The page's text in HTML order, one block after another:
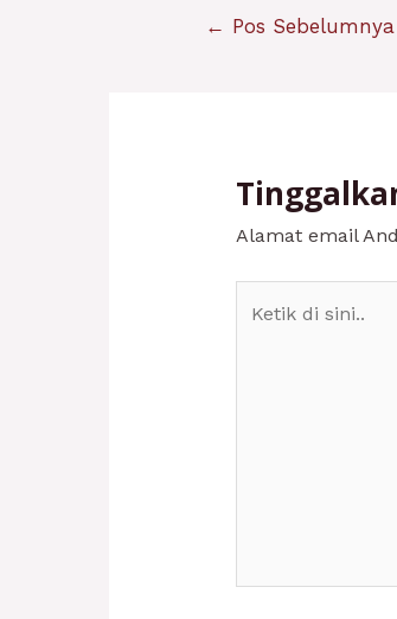
Navigasi
← Pos Sebelumnya
Alamat email